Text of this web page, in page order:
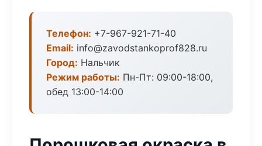
Телефон: +7-967-921-71-40
Email: info@zavodstankoprof828.ru
Город: Нальчик
Режим работы: Пн-Пт: 09:00-18:00,
обед 13:00-14:00